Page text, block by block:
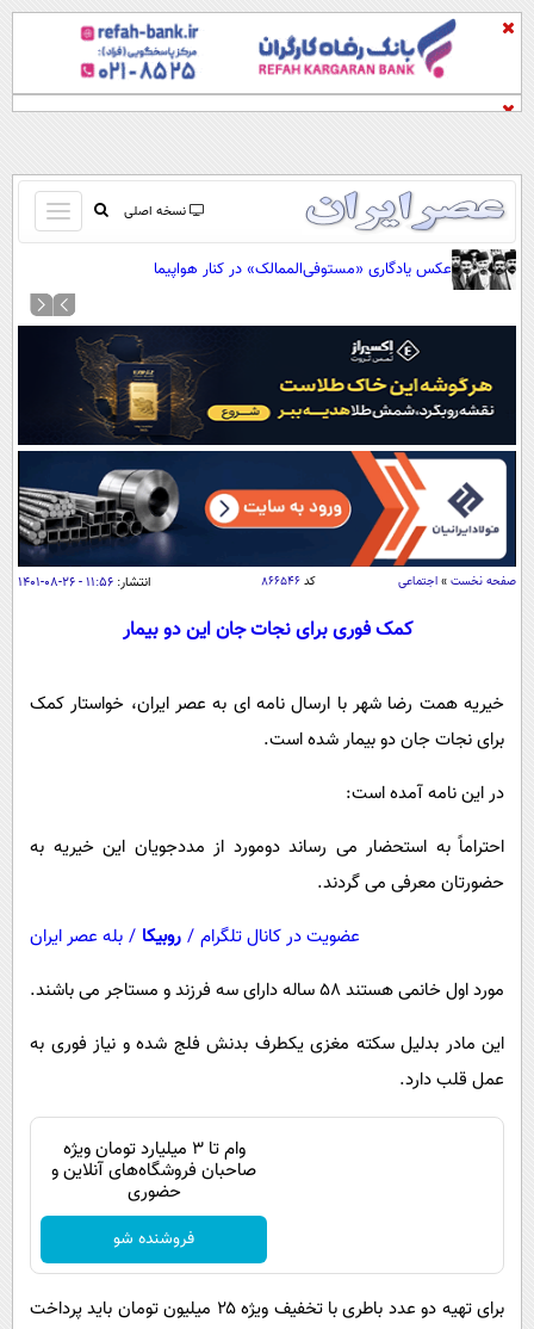
نسخه اصلی
باز
و
کردن
صفحه اول
آرشیو
نظرسنجی
آب و هوا
اوقات شرعی
سواد زندگی
اقتصاد
اقتصادی
جامعه
حوادث
محیط زیست
بین الملل
سیاست خارجی
فرهنگ و هنر
باشگاه مغز
مجله تصویری سلاح
اقتصاد
ورزش
سیاست
فناوری
گوناگون
حوادث
محیط زیست
سلامت
عصر ایران 2
خواندنی ها و دیدنی ها
داستان کوتاه
روانشناسی
آشپزی
آموزش زبان
عکس یادگاری «مستوفی‌الممالک» در کنار هواپیما
صفحه نخست » اجتماعی کد۸۶۶۵۴۶ انتشار: ۱۱:۵۶ - ۲۶-۰۸-۱۴۰۱
کمک فوری برای نجات جان این دو بیمار
خیریه همت رضا شهر با ارسال نامه ای به عصر ایران، خواستار کمک
برای نجات جان دو بیمار شده است.
در این نامه آمده است:
احتراماً به استحضار می رساند دومورد از مددجویان این خیریه به
حضورتان معرفی می گردند.
عضویت در کانال تلگرام / روبیکا / بله عصر ایران
مورد اول خانمی هستند ۵۸ ساله دارای سه فرزند و مستاجر می باشند.
این مادر بدلیل سکته مغزی یکطرف بدنش فلج شده و نیاز فوری به
عمل قلب دارد.
وام تا ۳ میلیارد تومان ویژه
صاحبان فروشگاه‌های آنلاین و
حضوری
فروشنده شو
برای تهیه دو عدد باطری با تخفیف ویژه ۲۵ میلیون تومان باید پرداخت